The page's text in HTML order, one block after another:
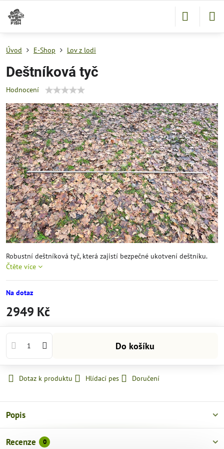
Úvod E-Shop Lov z lodi
Deštníková tyč
Hodnocení
Robustní deštníková tyč, která zajistí bezpečné ukotvení deštníku.
Čtěte více
Na dotaz
2949 Kč
Do košíku
Dotaz k produktu Hlídací pes Doručení
Popis
Recenze 0